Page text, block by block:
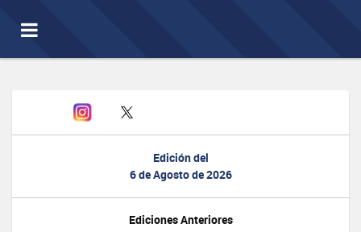
Toggle
navigation
Edición del
6 de Agosto de 2026
Ediciones Anteriores